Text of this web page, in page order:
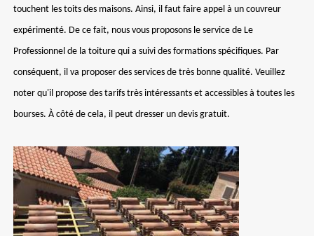
touchent les toits des maisons. Ainsi, il faut faire appel à un couvreur
expérimenté. De ce fait, nous vous proposons le service de Le
Professionnel de la toiture qui a suivi des formations spécifiques. Par
conséquent, il va proposer des services de très bonne qualité. Veuillez
noter qu'il propose des tarifs très intéressants et accessibles à toutes les
bourses. À côté de cela, il peut dresser un devis gratuit.